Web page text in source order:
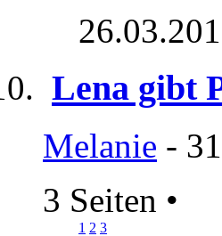
Lena gibt
Melanie -
3 Seiten •
1 2 3